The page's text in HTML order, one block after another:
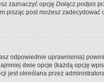
zaznaczyć opcję Dołącz podpis
post możesz
odpowiednie uprawnienia)
dwie opcje (każdą opcję
jest określana przez